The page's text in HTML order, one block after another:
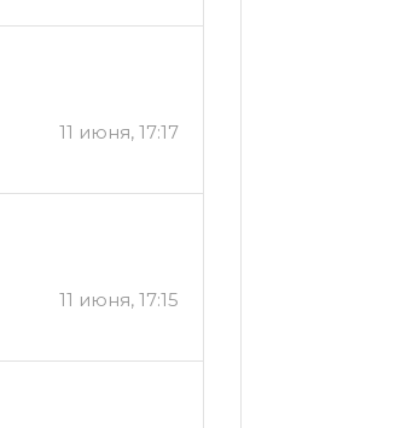
11 июня, 17:17
11 июня, 17:15